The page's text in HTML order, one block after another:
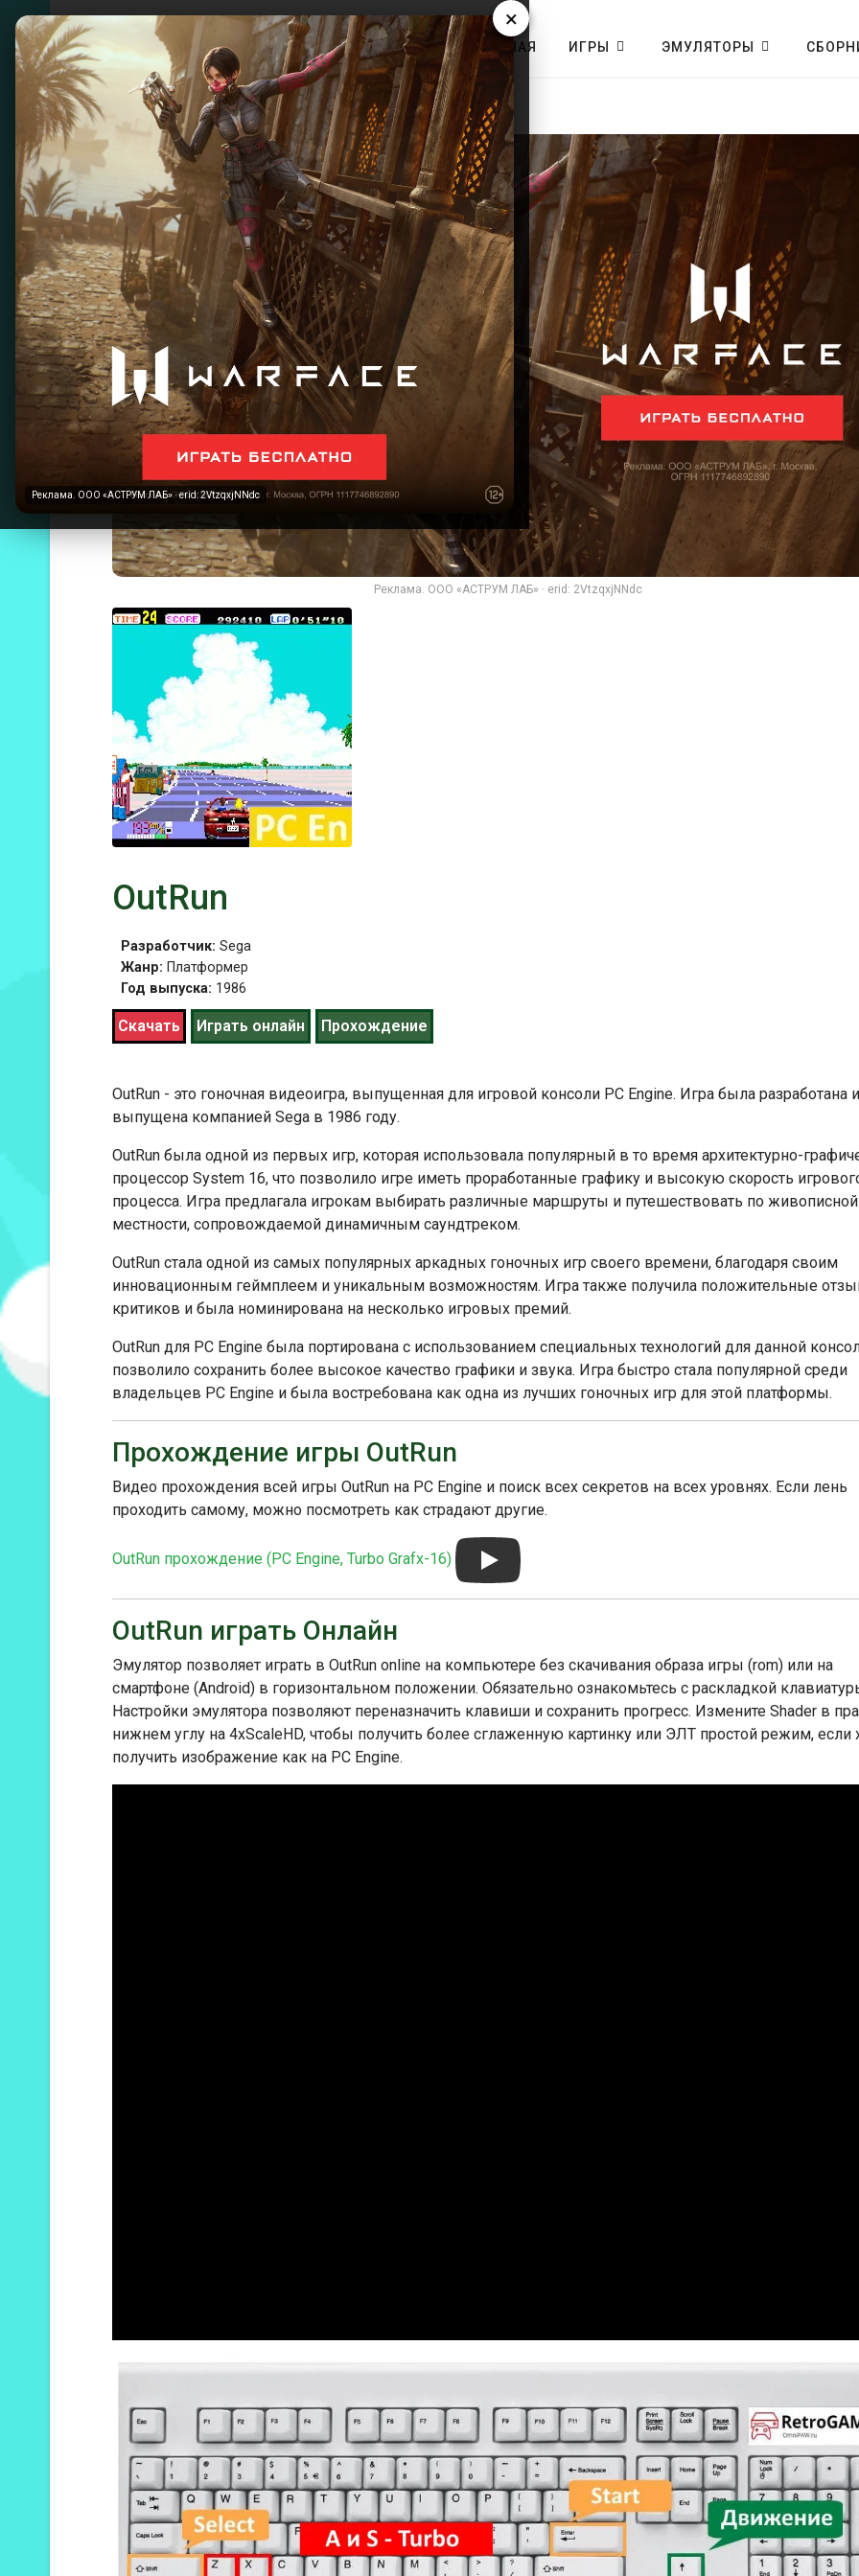
×
Реклама. ООО «АСТРУМ ЛАБ» · erid: 2VtzqxjNNdc
ГЛАВНАЯ ИГРЫ ЭМУЛЯТОРЫ
Реклама. ООО «АСТРУМ ЛАБ» · erid: 2VtzqxjNNdc
OutRun
Разработчик: Sega
Жанр: Платформер
Год выпуска: 1986
Скачать Играть онлайн Прохождение
OutRun - это гоночная видеоигра, выпущенная для игровой консоли PC Engine. Игра была разработана и
выпущена компанией Sega в 1986 году.
OutRun была одной из первых игр, которая использовала популярный в то время архитектурно-
процессор System 16, что позволило игре иметь проработанные графику и высокую скорость
процесса. Игра предлагала игрокам выбирать различные маршруты и путешествовать по живописной
местности, сопровождаемой динамичным саундтреком.
OutRun стала одной из самых популярных аркадных гоночных игр своего времени, благодаря своим
инновационным геймплеем и уникальным возможностям. Игра также получила положительные
критиков и была номинирована на несколько игровых премий.
OutRun для PC Engine была портирована с использованием специальных технологий для данной
позволило сохранить более высокое качество графики и звука. Игра быстро стала популярной среди
владельцев PC Engine и была востребована как одна из лучших гоночных игр для этой платформы.
Прохождение игры OutRun
Видео прохождения всей игры OutRun на PC Engine и поиск всех секретов на всех уровнях. Если лень
проходить самому, можно посмотреть как страдают другие.
OutRun прохождение (PC Engine, Turbo Grafx-16)
OutRun играть Онлайн
Эмулятор позволяет играть в OutRun online на компьютере без скачивания образа игры (rom) или на
смартфоне (Android) в горизонтальном положении. Обязательно ознакомьтесь с раскладкой
Настройки эмулятора позволяют переназначить клавиши и сохранить прогресс. Измените Shader в
нижнем углу на 4xScaleHD, чтобы получить более сглаженную картинку или ЭЛТ простой режим, если
получить изображение как на PC Engine.